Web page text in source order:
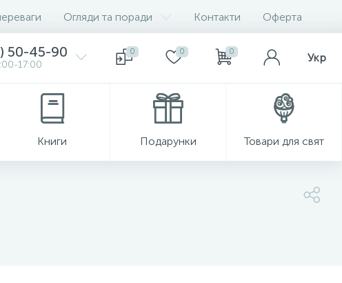
Огляди та поради Контакти Оферта
50-45-90
17:00
0 0 0 Укр
Книги Подарунки Товари для свят